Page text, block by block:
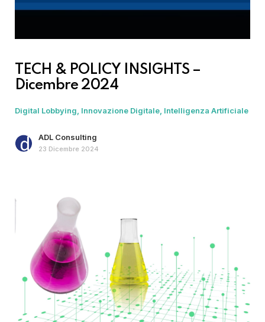
TECH & POLICY INSIGHTS –
Dicembre 2024
Digital Lobbying Innovazione Digitale Intelligenza Artificiale
ADL Consulting
23 Dicembre 2024